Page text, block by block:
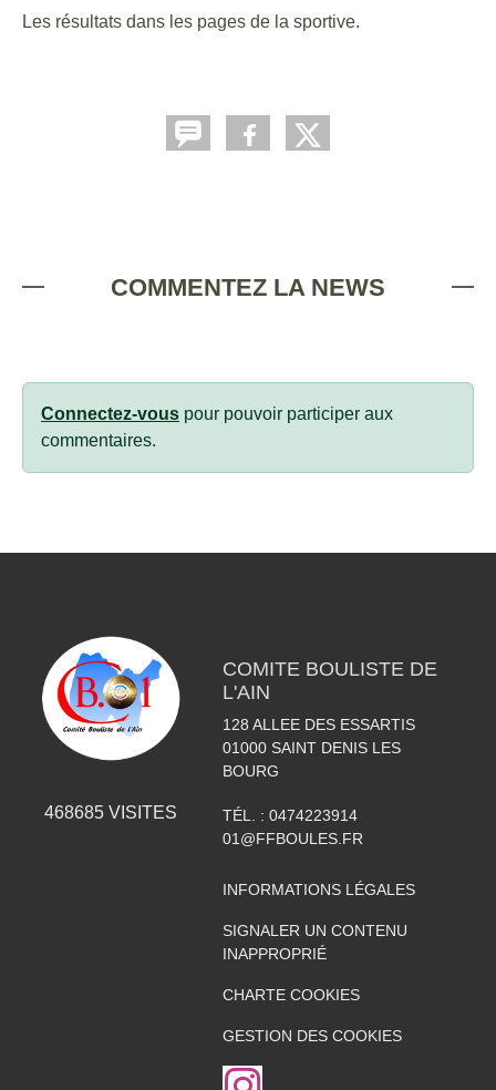
Les résultats dans les pages de la sportive.
COMMENTEZ LA NEWS
Connectez-vous pour pouvoir participer aux
commentaires.
468685 VISITES
COMITE BOULISTE DE
L'AIN
128 ALLEE DES ESSARTIS
01000 SAINT DENIS LES
BOURG
TÉL. : 0474223914
01@FFBOULES.FR
INFORMATIONS LÉGALES
SIGNALER UN CONTENU
INAPPROPRIÉ
CHARTE COOKIES
GESTION DES COOKIES